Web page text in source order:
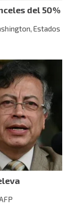
del 50%
Estados
AFP